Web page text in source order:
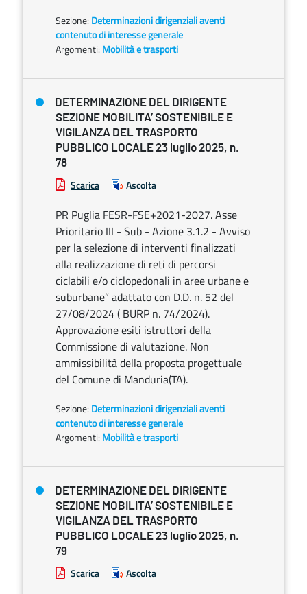
Sezione: Determinazioni dirigenziali aventi
contenuto di interesse generale
Argomenti: Mobilità e trasporti
DETERMINAZIONE DEL DIRIGENTE
SEZIONE MOBILITA’ SOSTENIBILE E
VIGILANZA DEL TRASPORTO
PUBBLICO LOCALE 23 luglio 2025, n.
78
Scarica Ascolta
PR Puglia FESR-FSE+2021-2027. Asse
Prioritario III - Sub - Azione 3.1.2 - Avviso
per la selezione di interventi finalizzati
alla realizzazione di reti di percorsi
ciclabili e/o ciclopedonali in aree urbane e
suburbane” adattato con D.D. n. 52 del
27/08/2024 ( BURP n. 74/2024).
Approvazione esiti istruttori della
Commissione di valutazione. Non
ammissibilità della proposta progettuale
del Comune di Manduria(TA).
Sezione: Determinazioni dirigenziali aventi
contenuto di interesse generale
Argomenti: Mobilità e trasporti
DETERMINAZIONE DEL DIRIGENTE
SEZIONE MOBILITA’ SOSTENIBILE E
VIGILANZA DEL TRASPORTO
PUBBLICO LOCALE 23 luglio 2025, n.
79
Scarica Ascolta